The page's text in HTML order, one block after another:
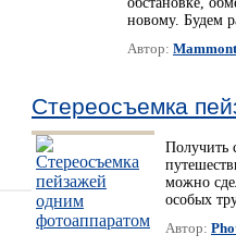
новому. Будем
Автор: Mammont
Стереосъемка
Получить
можно
особых
Автор: